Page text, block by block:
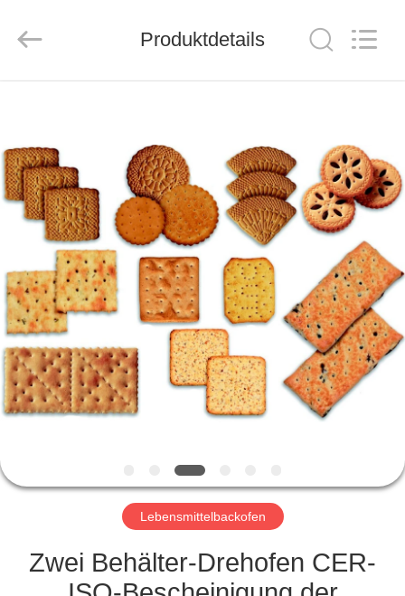
PRODUKTE
ÜBER
UNS
FABRIK-
AUSFLUG
QUALITÄTSKONTROLLE
SIE
MIT
VERBINDUNG
Reserved.
Developed
Produktdetails
Lebensmittelbackofen
Zwei Behälter-Drehofen CER-